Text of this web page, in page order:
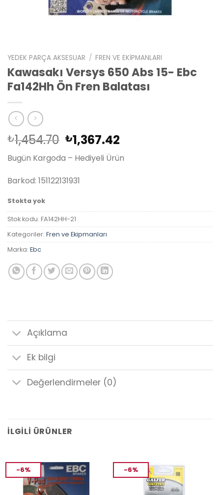
YEDEK PARÇA AKSESUAR / FREN VE EKIPMANLARI
Kawasakı Versys 650 Abs 15- Ebc
Fa142Hh Ön Fren Balatası
₺1,454.70 Orijinal
fiyat:
₺1,454.70.
₺1,367.42
fiyat:
Bugün Kargoda – Hediyeli Ürün
Barkod: 151122131931
Stokta yok
Stok kodu: FA142HH-21
Kategoriler: Fren ve Ekipmanları
Marka: Ebc
Açıklama
Ek bilgi
Değerlendirmeler (0)
İLGILI ÜRÜNLER
-6% -6%